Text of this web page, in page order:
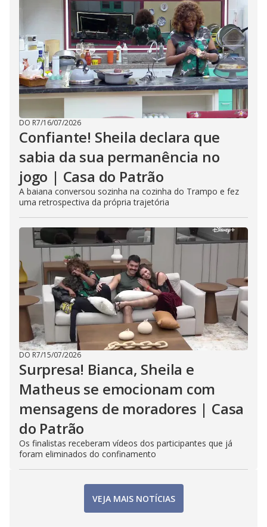
DO R7/16/07/2026
Confiante! Sheila declara que
sabia da sua permanência no
jogo | Casa do Patrão
A baiana conversou sozinha na cozinha do Trampo e fez
uma retrospectiva da própria trajetória
DO R7/15/07/2026
Surpresa! Bianca, Sheila e
Matheus se emocionam com
mensagens de moradores | Casa
do Patrão
Os finalistas receberam vídeos dos participantes que já
foram eliminados do confinamento
VEJA MAIS NOTÍCIAS